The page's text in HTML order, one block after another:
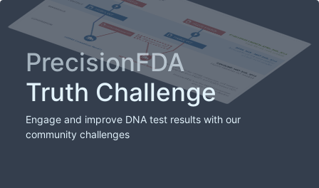
PrecisionFDA
Truth Challenge
Engage and improve DNA test results with our
community challenges